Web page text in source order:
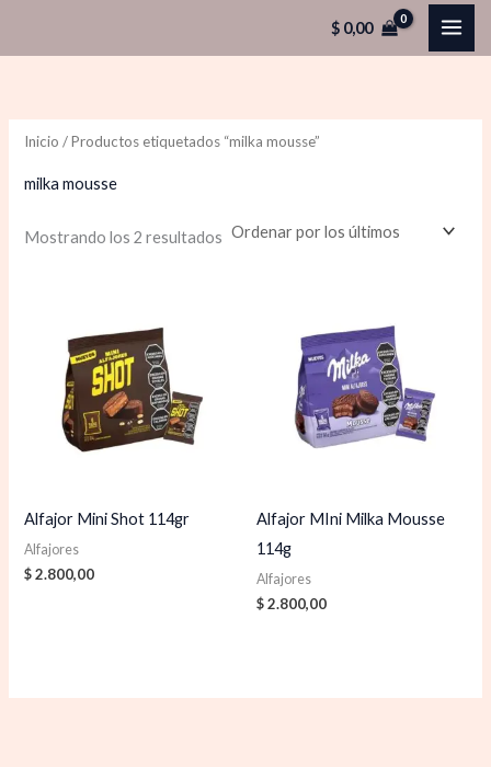
$0,00
Inicio / Productos etiquetados “milka mousse”
milka mousse
Mostrando los 2 resultados
últimos
Alfajor Mini Shot 114gr
Alfajores
$2.800,00
Alfajor MIni Milka Mousse
114g
Alfajores
$2.800,00